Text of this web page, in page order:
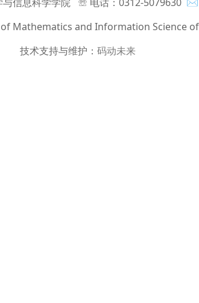
Mathematics and Information Science
技术支持与维护： 码动未来